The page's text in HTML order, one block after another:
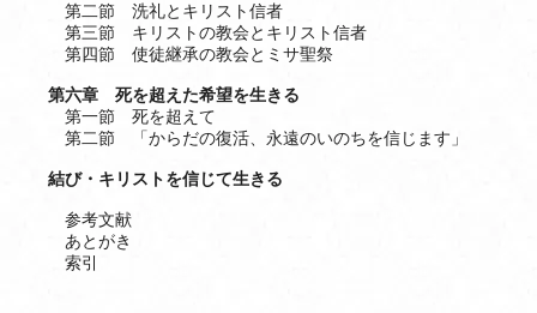
第二節 洗礼とキリスト信者
第三節 キリストの教会とキリスト信者
第四節 使徒継承の教会とミサ聖祭
第六章 死を超えた希望を生きる
第一節 死を超えて
第二節 「からだの復活、永遠のいのちを信じます」
結び・キリストを信じて生きる
参考文献
あとがき
索引